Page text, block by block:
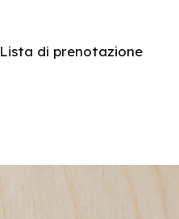
Lista di prenotazione